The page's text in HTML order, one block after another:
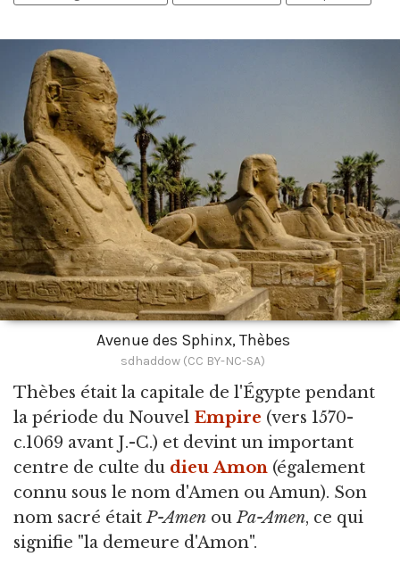
Avenue des Sphinx, Thèbes
sdhaddow (CC BY-NC-SA)
Thèbes était la capitale de l'Égypte pendant
la période du Nouvel Empire (vers 1570-
c.1069 avant J.-C.) et devint un important
centre de culte du dieu Amon (également
connu sous le nom d'Amen ou Amun). Son
nom sacré étaitP-Amen ouPa-Amen, ce qui
signifie "la demeure d'Amon".